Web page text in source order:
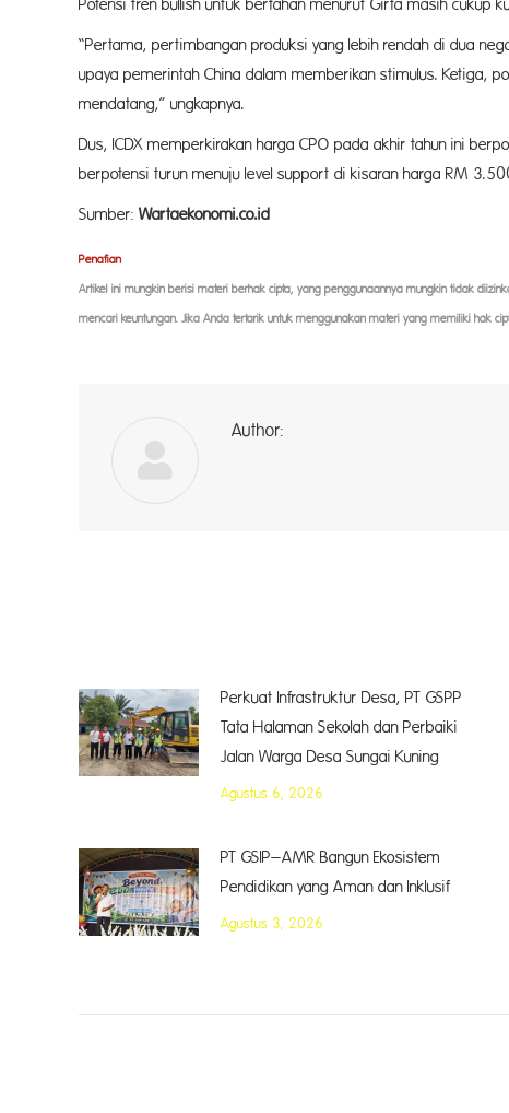
Potensi tren bullish untuk bertahan menurut Girta masih cukup
“Pertama, pertimbangan produksi yang lebih rendah di dua
upaya pemerintah China dalam memberikan stimulus. Ketiga,
mendatang,” ungkapnya.
Dus, ICDX memperkirakan harga CPO pada akhir tahun ini
berpotensi turun menuju level support di kisaran harga RM
Sumber: Wartaekonomi.co.id
Penafian
Artikel ini mungkin berisi materi berhak cipta, yang penggunaannya mungkin tidak
mencari keuntungan. Jika Anda tertarik untuk menggunakan materi yang memiliki hak
Author:
Perkuat Infrastruktur Desa, PT GSPP
Tata Halaman Sekolah dan Perbaiki
Jalan Warga Desa Sungai Kuning
Agustus 6, 2026
PT GSIP–AMR Bangun Ekosistem
Pendidikan yang Aman dan Inklusif
Agustus 3, 2026